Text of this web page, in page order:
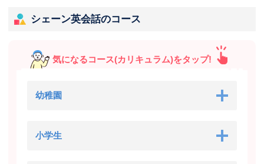
シェーン英会話のコース
気になるコース(カリキュラム)をタップ!
幼稚園
小学生